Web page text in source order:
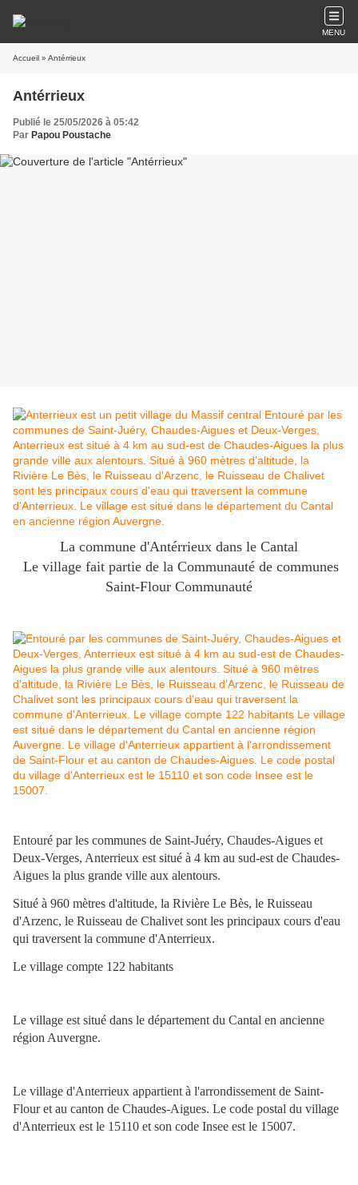
MENU
Accueil » Antérrieux
Antérrieux
Publié le 25/05/2026 à 05:42
Par Papou Poustache
La commune d'Antérrieux dans le Cantal
Le village fait partie de la Communauté de communes
Saint-Flour Communauté
Entouré par les communes de Saint-Juéry, Chaudes-Aigues et
Deux-Verges, Anterrieux est situé à 4 km au sud-est de Chaudes-
Aigues la plus grande ville aux alentours.
Situé à 960 mètres d'altitude, la Rivière Le Bès, le Ruisseau
d'Arzenc, le Ruisseau de Chalivet sont les principaux cours d'eau
qui traversent la commune d'Anterrieux.
Le village compte 122 habitants
Le village est situé dans le département du Cantal en ancienne
région Auvergne.
Le village d'Anterrieux appartient à l'arrondissement de Saint-
Flour et au canton de Chaudes-Aigues. Le code postal du village
d'Anterrieux est le 15110 et son code Insee est le 15007.